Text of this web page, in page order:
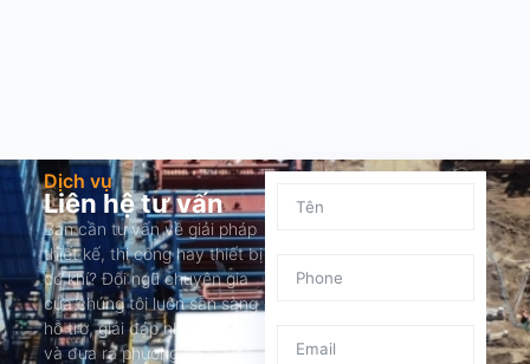
Dịch vụ
Liên hệ tư vấn
Bạn cần tư vấn về giải pháp
thiết kế, thi công hay thiết bị
cơ khí? Đội ngũ chuyên gia
của chúng tôi luôn sẵn sàng
hỗ trợ, giải đáp nhanh chóng
và đưa ra phương án tối ưu